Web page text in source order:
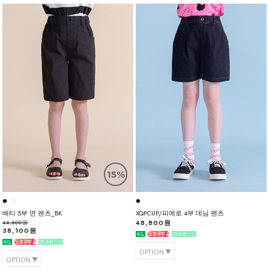
15%
배티 5부 면 팬츠_BK
44,800원
38,100원
OPTION
XQPCUP/피에로 4부 데님 팬츠
48,800원
OPTION